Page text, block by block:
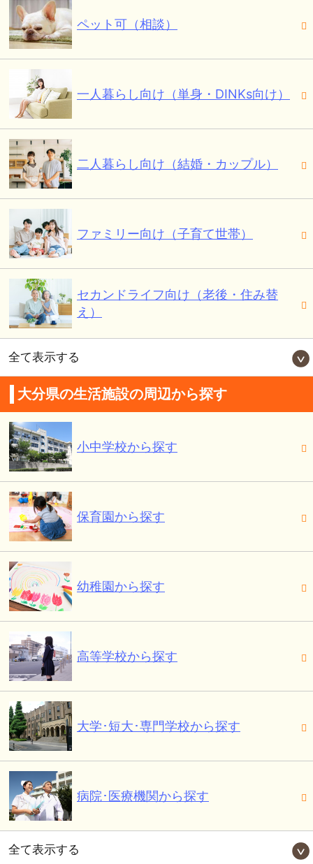
ペット可（相談）
一人暮らし向け（単身・DINKs向け）
二人暮らし向け（結婚・カップル）
ファミリー向け（子育て世帯）
セカンドライフ向け（老後・住み替
え）
全て表示する
大分県の生活施設の周辺から探す
小中学校から探す
保育園から探す
幼稚園から探す
高等学校から探す
大学･短大･専門学校から探す
病院･医療機関から探す
全て表示する